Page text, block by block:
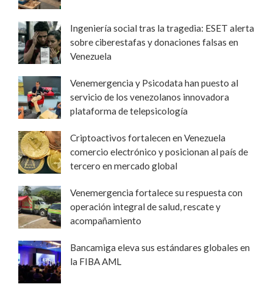
Ingeniería social tras la tragedia: ESET alerta
sobre ciberestafas y donaciones falsas en
Venezuela
Venemergencia y Psicodata han puesto al
servicio de los venezolanos innovadora
plataforma de telepsicología
Criptoactivos fortalecen en Venezuela
comercio electrónico y posicionan al país de
tercero en mercado global
Venemergencia fortalece su respuesta con
operación integral de salud, rescate y
acompañamiento
Bancamiga eleva sus estándares globales en
la FIBA AML